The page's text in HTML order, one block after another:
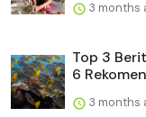
3 months
Top 3
6
3 months